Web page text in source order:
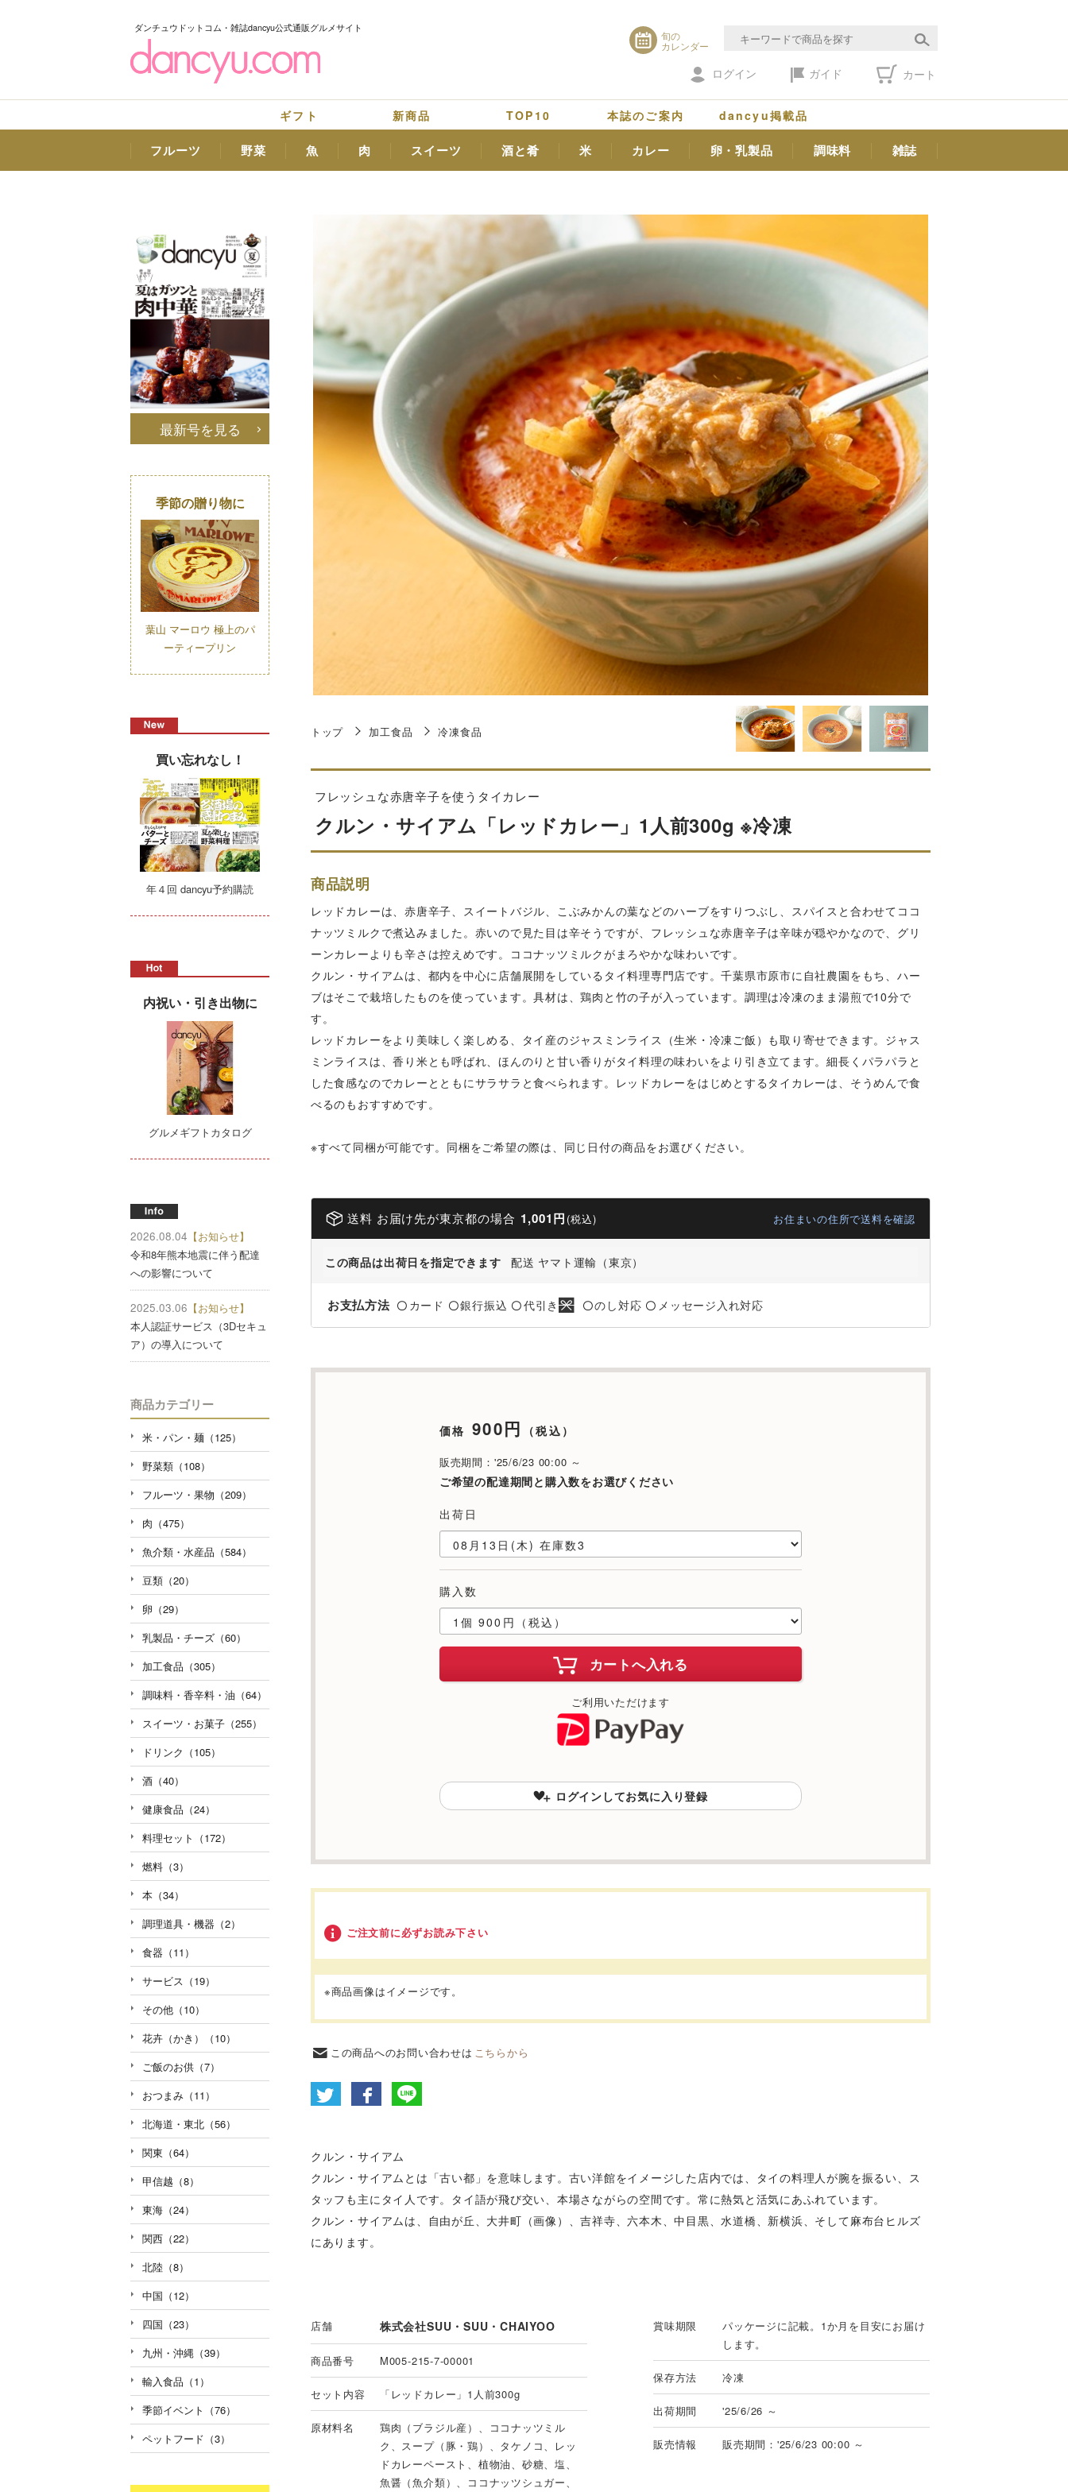
ダンチュウドットコム・雑誌dancyu公式通販グルメサイト
旬の
カレンダー
ログイン ガイド カート
ギフト 新商品 TOP10 本誌のご案内 dancyu掲載品
フルーツ 野菜 魚 肉 スイーツ 酒と肴 米 カレー 卵・乳製品 調味料 雑誌
トップ 加工食品 冷凍食品
フレッシュな赤唐辛子を使うタイカレー
クルン・サイアム「レッドカレー」1人前300g ※冷凍
商品説明
レッドカレーは、赤唐辛子、スイートバジル、こぶみかんの葉などのハーブをすりつぶし、スパイスと合わせてココ
ナッツミルクで煮込みました。赤いので見た目は辛そうですが、フレッシュな赤唐辛子は辛味が穏やかなので、グリ
ーンカレーよりも辛さは控えめです。ココナッツミルクがまろやかな味わいです。
クルン・サイアムは、都内を中心に店舗展開をしているタイ料理専門店です。千葉県市原市に自社農園をもち、ハー
ブはそこで栽培したものを使っています。具材は、鶏肉と竹の子が入っています。調理は冷凍のまま湯煎で10分で
す。
レッドカレーをより美味しく楽しめる、タイ産のジャスミンライス（生米・冷凍ご飯）も取り寄せできます。ジャス
ミンライスは、香り米とも呼ばれ、ほんのりと甘い香りがタイ料理の味わいをより引き立てます。細長くパラパラと
した食感なのでカレーとともにサラサラと食べられます。レッドカレーをはじめとするタイカレーは、そうめんで食
べるのもおすすめです。
※すべて同梱が可能です。同梱をご希望の際は、同じ日付の商品をお選びください。
送料 お届け先が東京都の場合 1,001円 (税込) お住まいの住所で送料を確認
この商品は出荷日を指定できます 配送 ヤマト運輸（東京）
お支払方法 〇 カード 〇銀行振込 〇代引き 〇のし対応 〇 メッセージ入れ対応
価格 900円 （税込）
販売期間：'25/6/23 00:00 ～
ご希望の配達期間と購入数をお選びください
出荷日
購入数
カートへ入れる
ご利用いただけます
ログインしてお気に入り登録
ご注文前に必ずお読み下さい
※商品画像はイメージです。
この商品へのお問い合わせは こちらから
クルン・サイアム
クルン・サイアムとは「古い都」を意味します。古い洋館をイメージした店内では、タイの料理人が腕を振るい、ス
タッフも主にタイ人です。タイ語が飛び交い、本場さながらの空間です。常に熱気と活気にあふれています。
クルン・サイアムは、自由が丘、大井町（画像）、吉祥寺、六本木、中目黒、水道橋、新横浜、そして麻布台ヒルズ
にあります。
店舗 株式会社SUU・SUU・CHAIYOO
商品番号 M005-215-7-00001
セット内容 「レッドカレー」1人前300g
原材料名
鶏肉（ブラジル産）、ココナッツミル
ク、スープ（豚・鶏）、タケノコ、レッ
ドカレーペースト、植物油、砂糖、塩、
魚醤（魚介類）、ココナッツシュガー、
賞味期限
パッケージに記載。1か月を目安にお届け
します。
保存方法 冷凍
出荷期間 '25/6/26 ～
販売情報 販売期間：'25/6/23 00:00 ～
最新号を見る
季節の贈り物に
葉山 マーロウ 極上のパ
ーティープリン
買い忘れなし！
年４回 dancyu予約購読
内祝い・引き出物に
グルメギフトカタログ
2026.08.04 【お知らせ】
令和8年熊本地震に伴う配達
への影響について
2025.03.06 【お知らせ】
本人認証サービス（3Dセキュ
ア）の導入について
商品カテゴリー
米・パン・麺（125）
野菜類（108）
フルーツ・果物（209）
肉（475）
魚介類・水産品（584）
豆類（20）
卵（29）
乳製品・チーズ（60）
加工食品（305）
調味料・香辛料・油（64）
スイーツ・お菓子（255）
ドリンク（105）
酒（40）
健康食品（24）
料理セット（172）
燃料（3）
本（34）
調理道具・機器（2）
食器（11）
サービス（19）
その他（10）
花卉（かき）（10）
ご飯のお供（7）
おつまみ（11）
北海道・東北（56）
関東（64）
甲信越（8）
東海（24）
関西（22）
北陸（8）
中国（12）
四国（23）
九州・沖縄（39）
輸入食品（1）
季節イベント（76）
ペットフード（3）